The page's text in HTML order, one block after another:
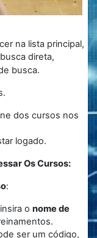
na lista principal,
direta,
busca.
dos cursos nos
logado.
Os Cursos:
:
onome de
ser um código,